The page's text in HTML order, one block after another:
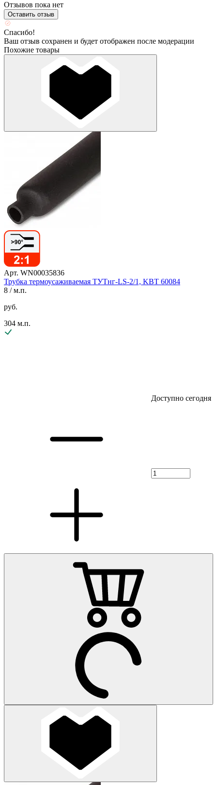
Отзывов пока нет
Оставить отзыв
Спасибо!
Ваш отзыв сохранен и будет отображен после модерации
Похожие товары
Арт. WN00035836
Трубка термоусаживаемая ТУТнг-LS-2/1, KBT 60084
8 / м.п.
руб.
304 м.п.
Доступно сегодня